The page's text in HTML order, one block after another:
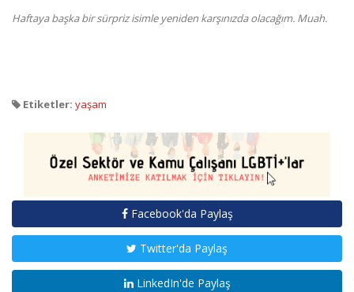
Haftaya başka bir sürpriz isimle yeniden karşınızda olacağım. Muah.
Etiketler: yaşam
Facebook'da Paylaş
Twitter'da Paylaş
LinkedIn'de Paylaş